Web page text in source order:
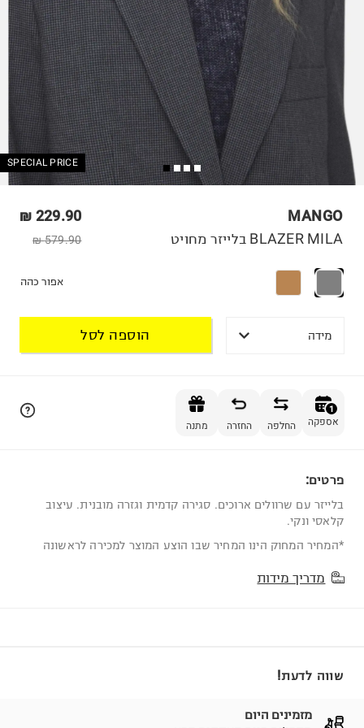
SPECIAL PRICE
MANGO
229.90 ₪
579.90 ₪ BLAZER MILA בלייזר מחויט
אפור כהה
מידה הוספה לסל
1
אספקה החלפה החזרה מתנה
פרטים:
בלייזר עם שרוולים ארוכים. סגירה קדמית וגזרה מובנית. עיצוב
קלאסי ונקי.
*המחיר המחוק הינו המחיר שבו הוצע המוצר למכירה לראשונה
מדריך מידות
שווה לדעת!
מזמינים היום